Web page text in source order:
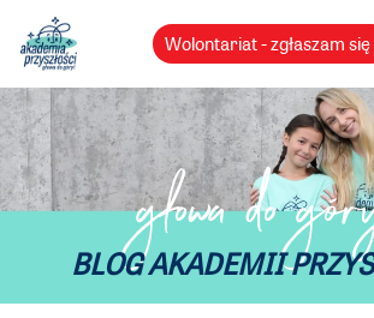
Wolontariat - zgłaszam się
głowa do
BLOG AKADEMII